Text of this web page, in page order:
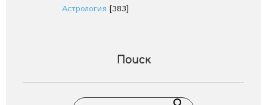
Астрология [383]
Поиск